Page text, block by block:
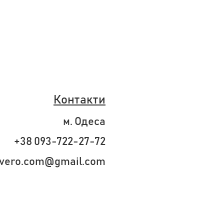
Контакти
м. Одеса
+38 093-722-27-72